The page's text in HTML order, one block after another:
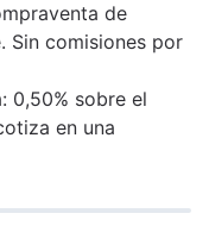
de
Sin comisiones por
0,50% sobre el
en una